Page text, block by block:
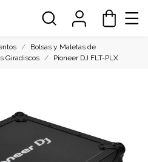
Bolsas y Maletas de
Giradiscos Pioneer DJ FLT-PLX